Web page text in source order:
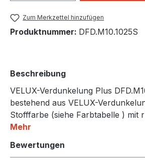
Zum Merkzettel hinzufügen
Produktnummer: DFD.M10.1025S
Beschreibung
VELUX-Verdunkelung Plus
bestehend aus VELUX-
Stofffarbe (siehe Farbtabelle ) mit
Mehr
Bewertungen